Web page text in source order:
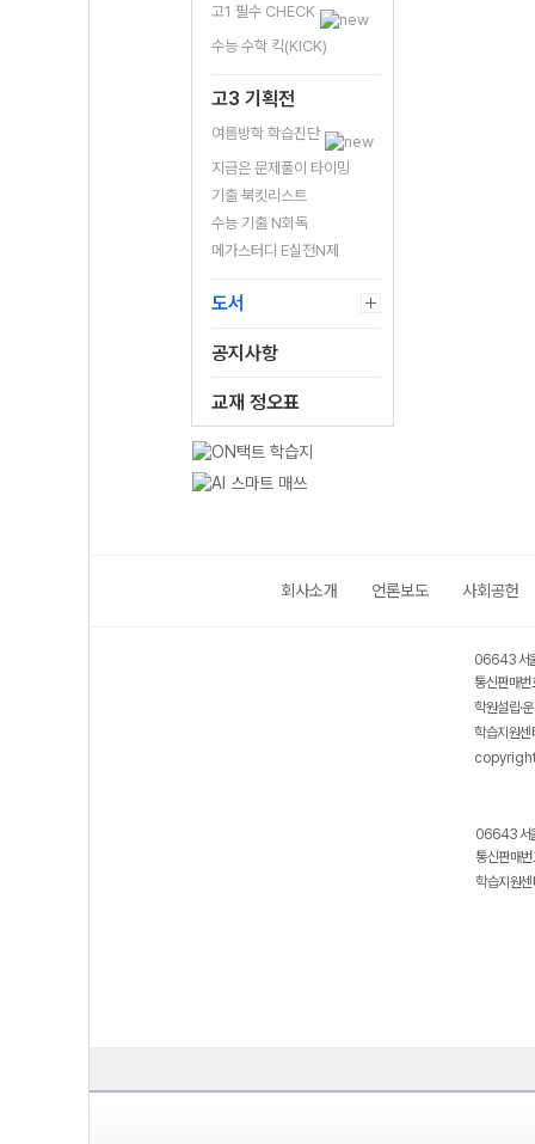
고1 필수 CHECK
수능 수학 킥(KICK)
고3 기획전
여름방학 학습진단
지금은 문제풀이 타이밍
기출 북킷리스트
수능 기출 N회독
메가스터디 E실전N제
도서
공지사항
교재 정오표
회사소개 언론보도 사회공헌
06643 서
통신판매
학원설립·
학습지원
06643 서
통신판매
학습지원